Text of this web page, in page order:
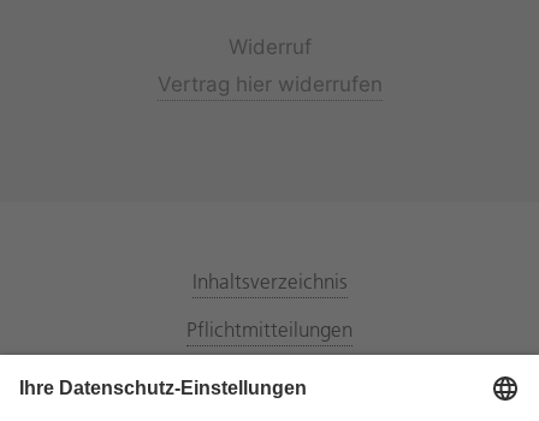
Widerruf
Vertrag hier widerrufen
Inhaltsverzeichnis
Pflichtmitteilungen
Energiemarktpartner